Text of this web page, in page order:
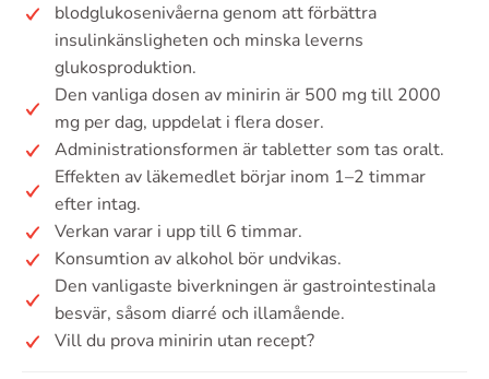
blodglukosenivåerna genom att förbättra
insulinkänsligheten och minska leverns
glukosproduktion.
Den vanliga dosen av minirin är 500 mg till 2000
mg per dag, uppdelat i flera doser.
Administrationsformen är tabletter som tas oralt.
Effekten av läkemedlet börjar inom 1–2 timmar
efter intag.
Verkan varar i upp till 6 timmar.
Konsumtion av alkohol bör undvikas.
Den vanligaste biverkningen är gastrointestinala
besvär, såsom diarré och illamående.
Vill du prova minirin utan recept?